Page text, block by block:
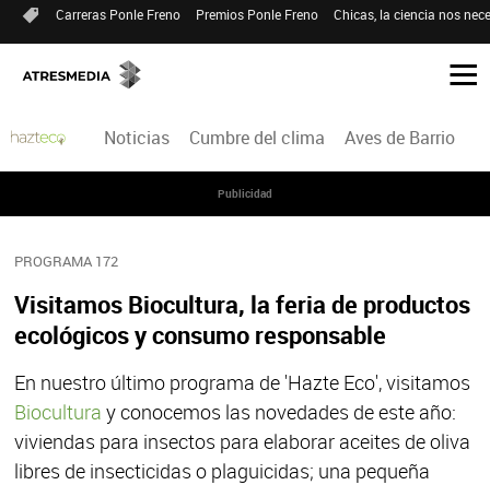
Carreras Ponle Freno Premios Ponle Freno Chicas, la ciencia nos
Noticias Cumbre del clima Aves de Barrio
Publicidad
PROGRAMA 172
Visitamos Biocultura, la feria de productos
ecológicos y consumo responsable
En nuestro último programa de 'Hazte Eco', visitamos
Biocultura y conocemos las novedades de este año:
viviendas para insectos para elaborar aceites de oliva
libres de insecticidas o plaguicidas; una pequeña